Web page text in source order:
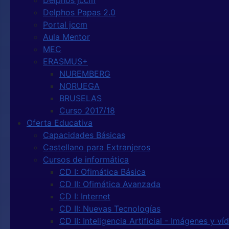
Delphos Papas 2.0
Portal jccm
Aula Mentor
MEC
ERASMUS+
NUREMBERG
NORUEGA
BRUSELAS
Curso 2017/18
Oferta Educativa
Capacidades Básicas
Castellano para Extranjeros
Cursos de informática
CD I: Ofimática Básica
CD II: Ofimática Avanzada
CD I: Internet
CD II: Nuevas Tecnologías
CD II: Inteligencia Artificial - Imágenes y